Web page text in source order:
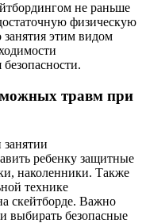
не раньше
физическую
этим видом
травм при
ребенку защитные
наколенники. Также
технике
скейтборде. Важно
выбирать безопасные